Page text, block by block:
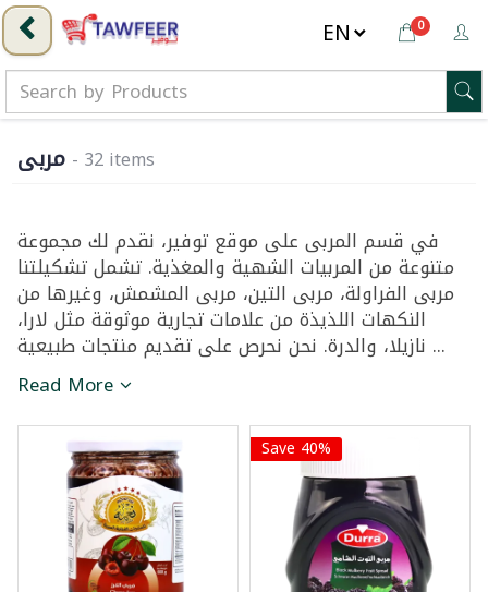
0
مربى - 32 items
في قسم المربى على موقع توفير، نقدم لك مجموعة
متنوعة من المربيات الشهية والمغذية. تشمل تشكيلتنا
مربى الفراولة، مربى التين، مربى المشمش، وغيرها من
النكهات اللذيذة من علامات تجارية موثوقة مثل لارا،
نازيلا، والدرة. نحن نحرص على تقديم منتجات طبيعية ...
Read More
Save 40%